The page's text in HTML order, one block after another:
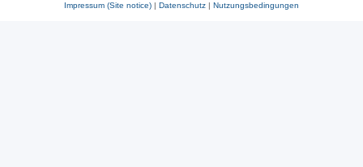
Impressum (Site notice) | Datenschutz | Nutzungsbedingungen